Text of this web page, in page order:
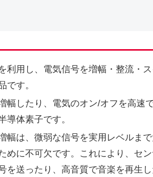
利用し、電気信号を増幅・整流・
です。
幅したり、電気のオン/オフを高速
導体素子です。
幅は、微弱な信号を実用レベルま
めに不可欠です。これにより、セ
を送ったり、高音質で音楽を再生